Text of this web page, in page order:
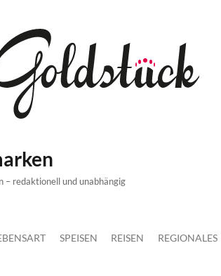
redaktionell und unabhängig
SPEISEN REISEN REGIONALES